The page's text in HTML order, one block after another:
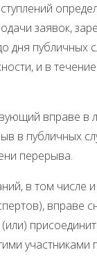
заявок,
дня публичных
и в
вправе
в публичных
перерыва.
в том числе
вправе
участниками